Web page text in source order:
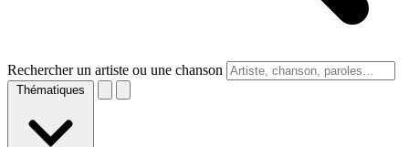
Rechercher un artiste ou une chanson
Thématiques